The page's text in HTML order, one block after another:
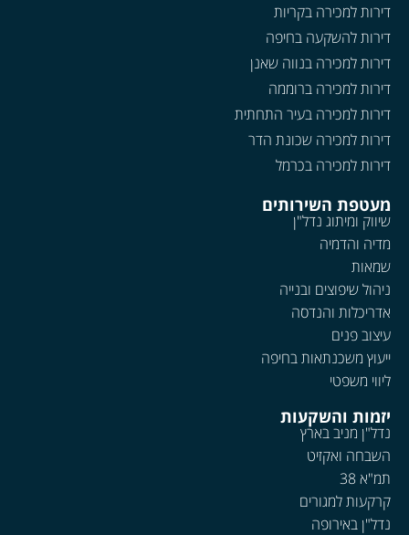
דירות למכירה בקריות
דירות להשקעה בחיפה
דירות למכירה בנווה שאנן
דירות למכירה ברוממה
דירות למכירה בעיר התחתית
דירות למכירה שכונת הדר
דירות למכירה בכרמל
מעטפת השירותים
שיווק ומיתוג נדל"ן
מדיה והדמיה
שמאות
ניהול שיפוצים ובנייה
אדריכלות והנדסה
עיצוב פנים
ייעוץ משכנתאות בחיפה
ליווי משפטי
יזמות והשקעות
נדל"ן מניב בארץ
השבחה ואקזיט
תמ"א 38
קרקעות למגורים
נדל"ן באירופה